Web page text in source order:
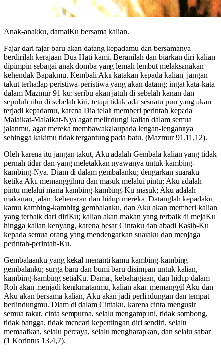
Anak-anakku, damaiKu bersama kalian.
Fajar dari fajar baru akan datang kepadamu dan bersamanya
berdirilah kerajaan Dua Hati kami. Beranilah dan biarkan diri kalian
dipimpin sebagai anak domba yang lemah lembut melaksanakan
kehendak Bapakmu. Kembali Aku katakan kepada kalian, jangan
takut terhadap peristiwa-peristiwa yang akan datang; ingat kata-kata
dalam Mazmur 91 ku: seribu akan jatuh di sebelah kanan dan
sepuluh ribu di sebelah kiri, tetapi tidak ada sesuatu pun yang akan
terjadi kepadamu, karena Dia telah memberi perintah kepada
Malaikat-Malaikat-Nya agar melindungi kalian dalam semua
jalanmu, agar mereka membawakalaupada lengan-lengannya
sehingga kakimu tidak tergantung pada batu. (Mazmur 91.11,12).
Oleh karena itu jangan takut, Aku adalah Gembala kalian yang tidak
pernah tidur dan yang meletakkan nyawanya untuk kambing-
kambing-Nya. Diam di dalam gembalanku; dengarkan suaraku
ketika Aku memanggilmu dan masuk melalui pintu; Aku adalah
pintu melalui mana kambing-kambing-Ku masuk; Aku adalah
makanan, jalan, kebenaran dan hidup mereka. Datanglah kepadaku,
kamu kambing-kambing gembalanku, dan Aku akan memberi kalian
yang terbaik dari diriKu; kalian akan makan yang terbaik di mejaKu
hingga kalian kenyang, karena besar Cintaku dan abadi Kasih-Ku
kepada semua orang yang mendengarkan suaraku dan menjaga
perintah-perintah-Ku.
Gembalaanku yang kekal menanti kamu kambing-kambing
gembalanku; surga baru dan bumi baru disimpan untuk kalian,
kambing-kambing setiaKu. Damai, kebahagiaan, dan hidup dalam
Roh akan menjadi kenikmatanmu, kalian akan memanggil Aku dan
Aku akan bersama kalian, Aku akan jadi perlindungan dan tempat
berlindungmu. Diam di dalam Cintaku, karena cinta mengusir
semua takut, cinta sempurna, selalu mengampuni, tidak sombong,
tidak bangga, tidak mencari kepentingan diri sendiri, selalu
memaafkan, selalu percaya, selalu mengharapkan, dan selalu sabar
(1 Korintus 13.4,7).